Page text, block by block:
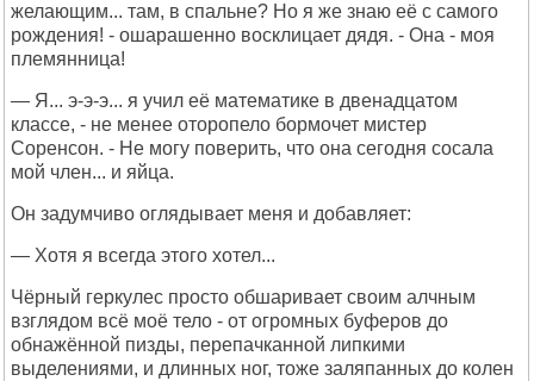
желающим... там, в спальне? Но я же знаю её с самого
рождения! - ошарашенно восклицает дядя. - Она - моя
племянница!
— Я... э-э-э... я учил её математике в двенадцатом
классе, - не менее оторопело бормочет мистер
Соренсон. - Не могу поверить, что она сегодня сосала
мой член... и яйца.
Он задумчиво оглядывает меня и добавляет:
— Хотя я всегда этого хотел...
Чёрный геркулес просто обшаривает своим алчным
взглядом всё моё тело - от огромных буферов до
обнажённой пизды, перепачканной липкими
выделениями, и длинных ног, тоже заляпанных до колен